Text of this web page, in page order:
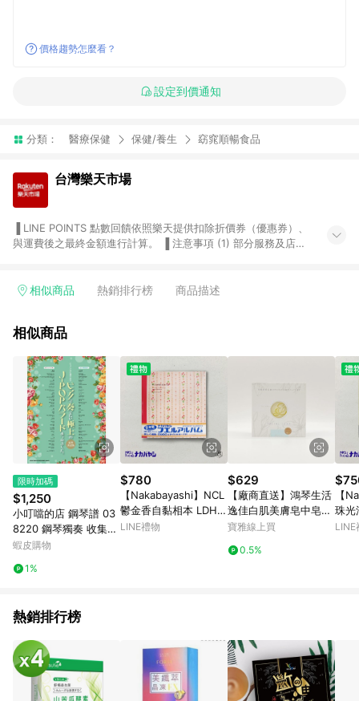
價格趨勢怎麼看？
設定到價通知
分類： 醫療保健 保健/養生 窈窕順暢食品
台灣樂天市場
與運費後之最終金額進行計算。 ▐ 注意事項 (1) 部分服務及店家
Smart mobile、神腦生活、JS巨盛、樂天KOBO電子書，請詳閱
台灣樂天市場，並在同一瀏覽器於24小時內結帳，才享有 LINE
市場 45 天內完成訂單出貨及結帳，則不符合贈點資格。 (4) 如
使用APP、或中途瀏覽比價網、回饋網、Google等其他網頁、或
由網頁版(電腦版/手機版網頁)切換為App都將會造成追蹤中斷而
無法進行 LINE POINTS 回饋。 (5) LINE 購物為購物資訊整合性
平台，商品資料更新會有時間差，如顯示之商品規格、顏色、價
位、贈品與台灣樂天市場銷售網頁不符，以銷售網頁標示為準。
(6) 導購訂單已逾 365 天，根據台灣樂天回饋規定，逾期訂單將
點數回饋或點數回饋有爭議，台灣樂天市場保有更改條款與法律
追訴之權利，活動詳情以樂天市場網站公告為準。
相似商品 熱銷排行榜 商品描述
相似商品
限時加碼
$1,250
小叮噹的店 鋼琴譜 03
8220 鋼琴獨奏 收集了
想在鋼琴上演奏的J-P
蝦皮購物
1%
$780
【Nakabayashi】NCL
鬱金香自黏相本 LDH-1
002-R(原廠正貨)
LINE禮物
$629
【廠商直送】鴻琴生活
逸佳白肌美膚皂中皂90
g-中性
寶雅線上買
0.5%
【
珠光
65-
LINE
熱銷排行榜